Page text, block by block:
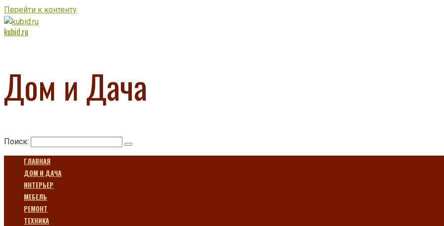
Перейти к контенту
kubid.ru
Дом и Дача
Поиск:
ГЛАВНАЯ
ДОМ И ДАЧА
ИНТЕРЬЕР
МЕБЕЛЬ
РЕМОНТ
ТЕХНИКА